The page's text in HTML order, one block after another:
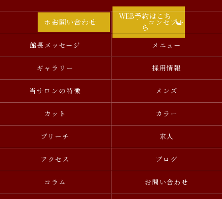
お問い合わせ
WEB予約はこち
ら
ホーム コンセプト
館長メッセージ メニュー
ギャラリー 採用情報
当サロンの特徴 メンズ
カット カラー
ブリーチ 求人
アクセス ブログ
コラム お問い合わせ